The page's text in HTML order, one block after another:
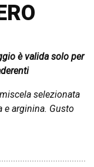
è valida solo per
selezionata
e arginina. Gusto